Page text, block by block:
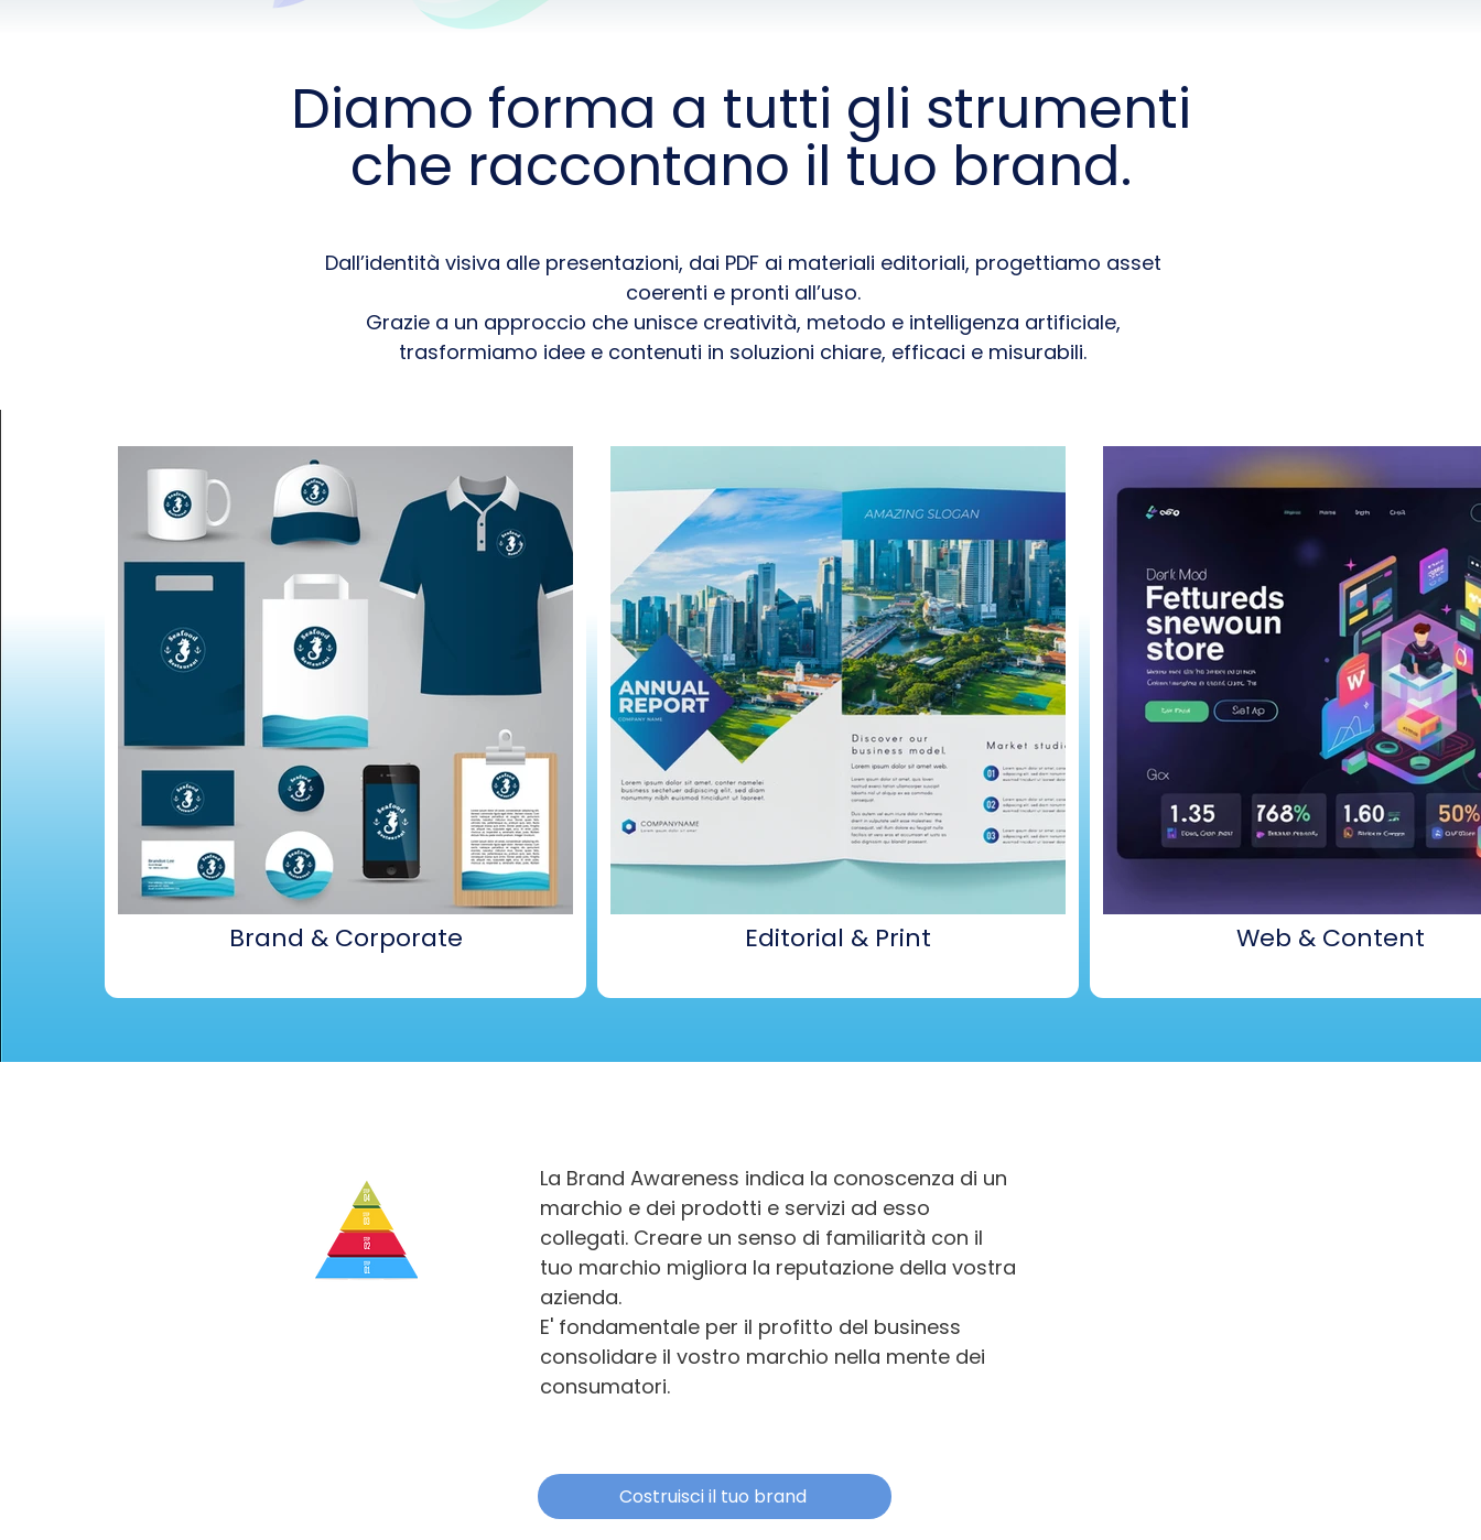
Diamo forma a tutti gli strumenti
che raccontano il tuo brand.
Dall’identità visiva alle presentazioni, dai PDF ai materiali editoriali, progettiamo asset
coerenti e pronti all’uso.
Grazie a un approccio che unisce creatività, metodo e intelligenza artificiale,
trasformiamo idee e contenuti in soluzioni chiare, efficaci e misurabili.
Brand & Corporate Editorial & Print Web & Content
La Brand Awareness indica la conoscenza di un
marchio e dei prodotti e servizi ad esso
collegati. Creare un senso di familiarità con il
tuo marchio migliora la reputazione della vostra
azienda.
E' fondamentale per il profitto del business
consolidare il vostro marchio nella mente dei
consumatori.
Costruisci il tuo brand